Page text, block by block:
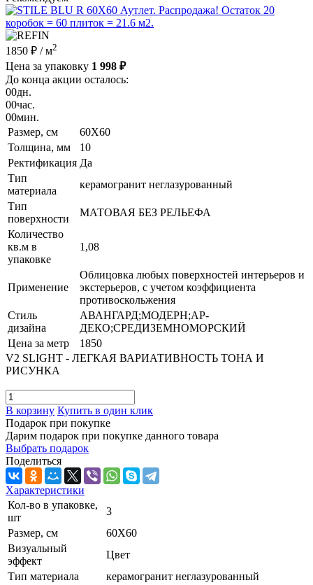
1850 ₽ / м2
Цена за упаковку 1 998 ₽
До конца акции осталось:
00дн.
00час.
00мин.
Размер, см
60X60
Толщина, мм
10
Ректификация Да
Тип
материала
керамогранит неглазурованный
Тип
поверхности
МАТОВАЯ БЕЗ РЕЛЬЕФА
Количество
кв.м в
упаковке
1,08
Применение
Облицовка любых поверхностей интерьеров и
экстерьеров, с учетом коэффициента
противоскольжения
Стиль
дизайна
АВАНГАРД;МОДЕРН;АР-
ДЕКО;СРЕДИЗЕМНОМОРСКИЙ
Цена за метр
1850
V2 SLIGHT - ЛЕГКАЯ ВАРИАТИВНОСТЬ ТОНА И
РИСУНКА
В корзину Купить в один клик
Подарок при покупке
Дарим подарок при покупке данного товара
Выбрать подарок
Поделиться
Характеристики
Кол-во в упаковке,
шт
3
Размер, см
60X60
Визуальный
эффект
Цвет
Тип материала
керамогранит неглазурованный